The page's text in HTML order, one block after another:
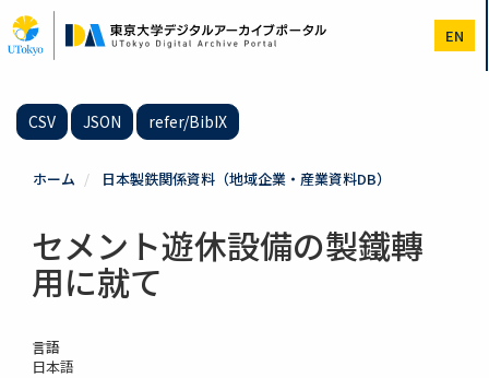
イ
ン
EN
CSV JSON refer/BibIX
ホーム 日本製鉄関係資料（地域企業・産業資料DB）
セメント遊休設備の製鐵轉
用に就て
言語
日本語